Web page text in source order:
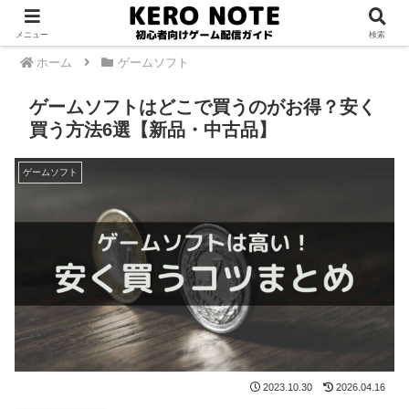
PR
ホーム ゲームソフト
ゲームソフトはどこで買うのがお得？安く
買う方法6選【新品・中古品】
ゲームソフト
2023.10.30 2026.04.16
メニュー 検索